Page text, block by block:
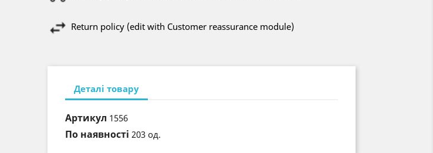
Return policy (edit with Customer reassurance module)
Деталі товару
Артикул 1556
По наявності 203 од.